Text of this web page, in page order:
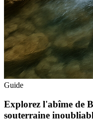
Guide
Explorez l'abîme de
souterraine